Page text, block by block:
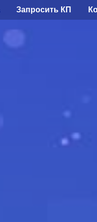
Запросить КП